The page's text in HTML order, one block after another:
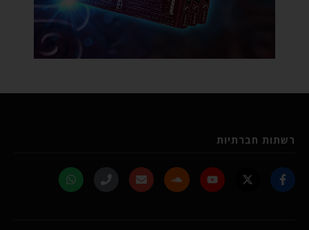
רשתות חברתיות